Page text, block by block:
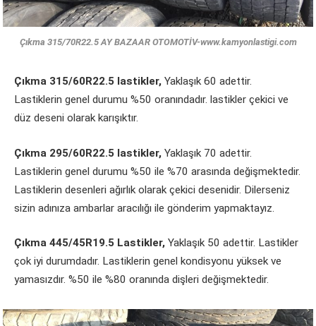
Çıkma 315/70R22.5 AY BAZAAR OTOMOTİV-www.kamyonlastigi.com
Çıkma 315/60R22.5 lastikler, Yaklaşık 60 adettir.
Lastiklerin genel durumu %50 oranındadır. lastikler çekici ve
düz deseni olarak karışıktır.
Çıkma 295/60R22.5 lastikler, Yaklaşık 70 adettir.
Lastiklerin genel durumu %50 ile %70 arasında değişmektedir.
Lastiklerin desenleri ağırlık olarak çekici desenidir. Dilerseniz
sizin adınıza ambarlar aracılığı ile gönderim yapmaktayız.
Çıkma 445/45R19.5 Lastikler, Yaklaşık 50 adettir. Lastikler
çok iyi durumdadır. Lastiklerin genel kondisyonu yüksek ve
yamasızdır. %50 ile %80 oranında dişleri değişmektedir.